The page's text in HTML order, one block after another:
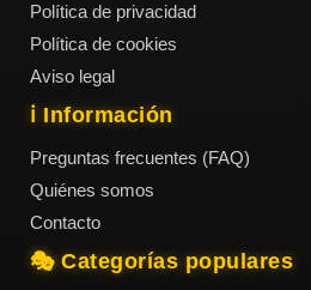
Política de privacidad
Política de cookies
Aviso legal
ℹ️ Información
Preguntas frecuentes (FAQ)
Quiénes somos
Contacto
🎭 Categorías populares